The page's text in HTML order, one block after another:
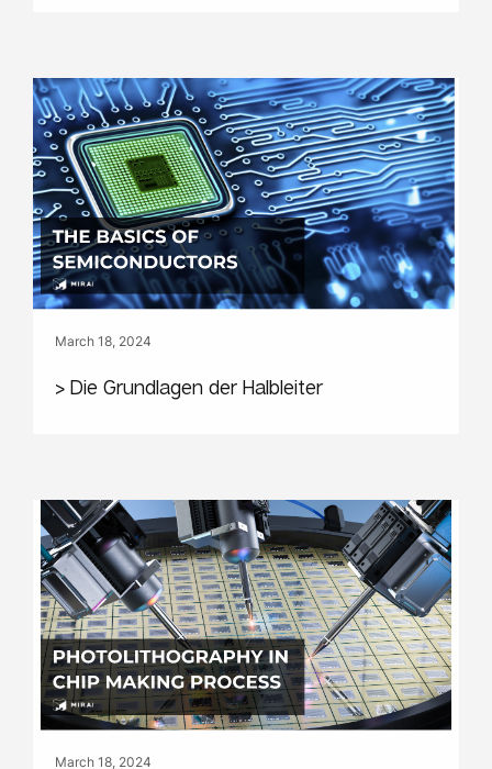
March 18, 2024
> Die Grundlagen der Halbleiter
March 18, 2024